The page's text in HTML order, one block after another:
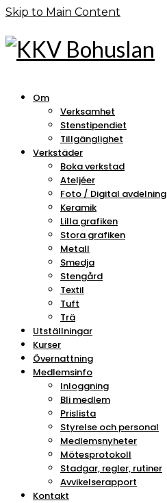
Skip to Main Content
Om
Verksamhet
Stenstipendiet
Tillgänglighet
Verkstäder
Boka verkstad
Ateljéer
Foto / Digital avdelning
Keramik
Lilla grafiken
Stora grafiken
Metall
Smedja
Stengård
Textil
Tuft
Trä
Utställningar
Kurser
Övernattning
Medlemsinfo
Inloggning
Bli medlem
Prislista
Styrelse och personal
Medlemsnyheter
Mötesprotokoll
Stadgar, regler, rutiner
Avvikelserapport
Kontakt